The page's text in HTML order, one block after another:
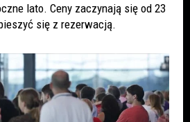
lato. Ceny zaczynają się od 23
się z rezerwacją.